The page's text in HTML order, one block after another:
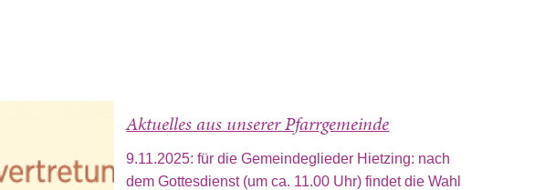
Aktuelles aus unserer Pfarrgemeinde
9.11.2025: für die Gemeindeglieder Hietzing: nach
dem Gottesdienst (um ca. 11.00 Uhr) findet die Wahl